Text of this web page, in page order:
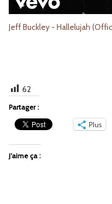
Jeff Buckley - Hallelujah
62
Partager :
Plus
J’aime ça :